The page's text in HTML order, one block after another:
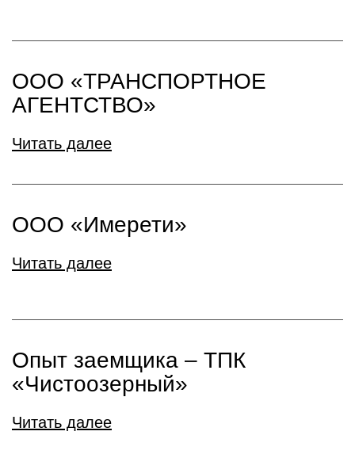
ООО «ТРАНСПОРТНОЕ
АГЕНТСТВО»
Читать далее
ООО «Имерети»
Читать далее
Опыт заемщика – ТПК
«Чистоозерный»
Читать далее